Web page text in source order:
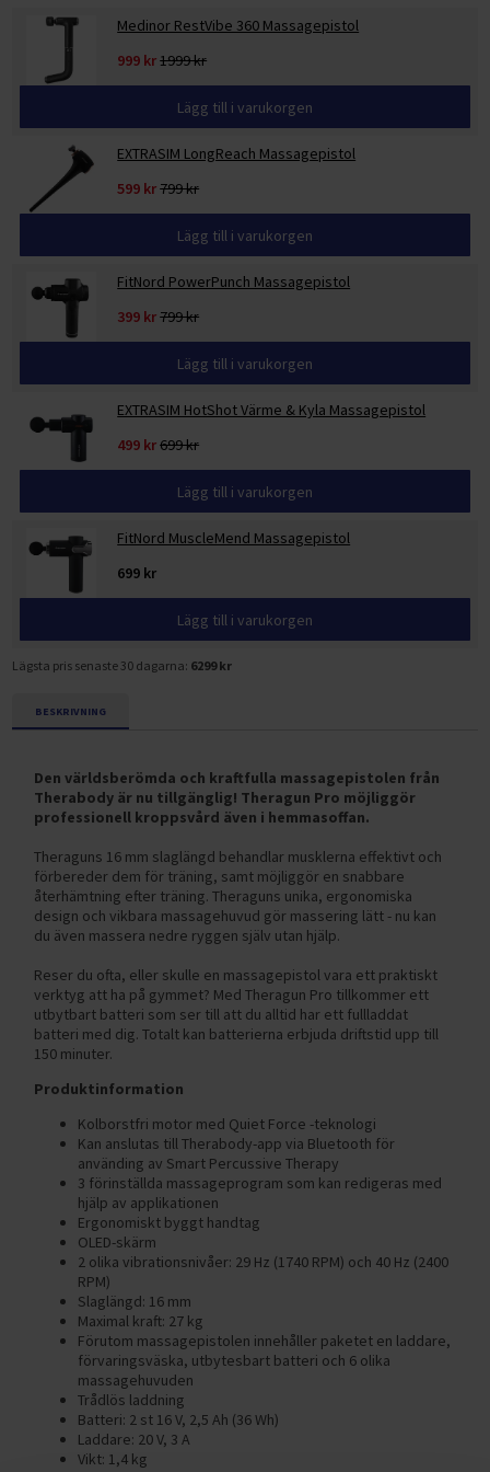
Medinor RestVibe 360 Massagepistol
999 kr1999 kr
Lägg till i varukorgen
EXTRASIM LongReach Massagepistol
599 kr799 kr
Lägg till i varukorgen
FitNord PowerPunch Massagepistol
399 kr799 kr
Lägg till i varukorgen
EXTRASIM HotShot Värme & Kyla Massagepistol
499 kr699 kr
Lägg till i varukorgen
FitNord MuscleMend Massagepistol
699 kr
Lägg till i varukorgen
Lägsta pris senaste 30 dagarna: 6299 kr
BESKRIVNING
Den världsberömda och kraftfulla massagepistolen från
Therabody är nu tillgänglig! Theragun Pro möjliggör
professionell kroppsvård även i hemmasoffan.
Theraguns 16 mm slaglängd behandlar musklerna effektivt och
förbereder dem för träning, samt möjliggör en snabbare
återhämtning efter träning. Theraguns unika, ergonomiska
design och vikbara massagehuvud gör massering lätt - nu kan
du även massera nedre ryggen själv utan hjälp.
Reser du ofta, eller skulle en massagepistol vara ett praktiskt
verktyg att ha på gymmet? Med Theragun Pro tillkommer ett
utbytbart batteri som ser till att du alltid har ett fullladdat
batteri med dig. Totalt kan batterierna erbjuda driftstid upp till
150 minuter.
Produktinformation
Kolborstfri motor med Quiet Force -teknologi
Kan anslutas till Therabody-app via Bluetooth för
använding av Smart Percussive Therapy
3 förinställda massageprogram som kan redigeras med
hjälp av applikationen
Ergonomiskt byggt handtag
OLED-skärm
2 olika vibrationsnivåer: 29 Hz (1740 RPM) och 40 Hz (2400
RPM)
Slaglängd: 16 mm
Maximal kraft: 27 kg
Förutom massagepistolen innehåller paketet en laddare,
förvaringsväska, utbytesbart batteri och 6 olika
massagehuvuden
Trådlös laddning
Batteri: 2 st 16 V, 2,5 Ah (36 Wh)
Laddare: 20 V, 3 A
Vikt: 1,4 kg